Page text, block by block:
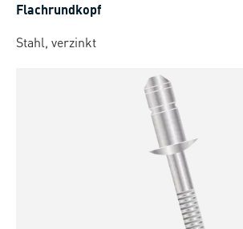
Flachrundkopf
Stahl, verzinkt